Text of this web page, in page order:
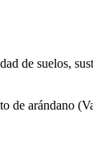
de suelos,
de arándano